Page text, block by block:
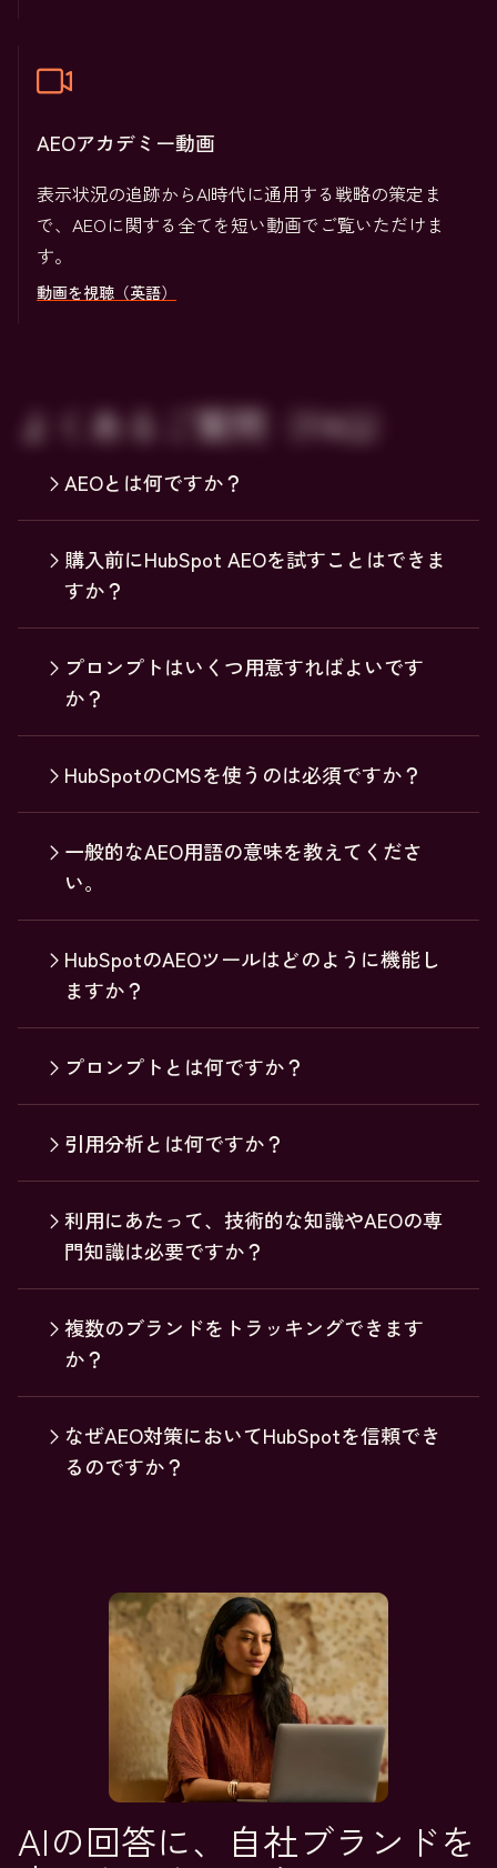
AEOアカデミー動画
表示状況の追跡からAI時代に通用する戦略の策定ま
で、AEOに関する全てを短い動画でご覧いただけま
す。
動画を視聴（英語）
よくあるご質問（FAQ）
AEOとは何ですか？
購入前にHubSpot AEOを試すことはできま
すか？
プロンプトはいくつ用意すればよいです
か？
HubSpotのCMSを使うのは必須ですか？
一般的なAEO用語の意味を教えてくださ
い。
HubSpotのAEOツールはどのように機能し
ますか？
プロンプトとは何ですか？
引用分析とは何ですか？
利用にあたって、技術的な知識やAEOの専
門知識は必要ですか？
複数のブランドをトラッキングできます
か？
なぜAEO対策においてHubSpotを信頼でき
るのですか？
AIの回答に、自社ブランドを